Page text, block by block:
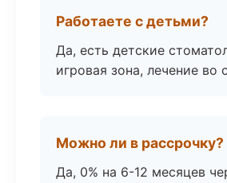
Работаете с детьми?
Да, есть детские
игровая зона, лечение во
Можно ли в рассрочку?
Да, 0% на 6-12 месяцев